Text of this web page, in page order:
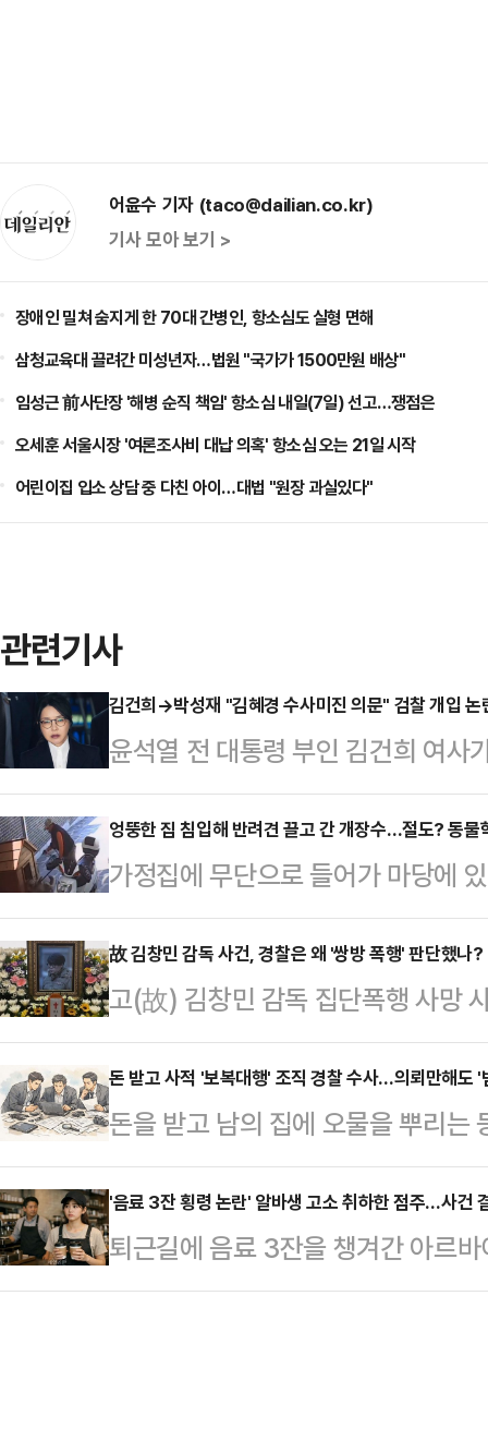
어윤수 기자 (taco@dailian.co.kr)
기사 모아 보기 >
장애인 밀쳐 숨지게 한 70대 간병인, 항소심도 실형 면해
삼청교육대 끌려간 미성년자…법원 "국가가 1500만원 배상"
임성근 前사단장 '해병 순직 책임' 항소심 내일(7일) 선고…쟁점은
오세훈 서울시장 '여론조사비 대납 의혹' 항소심 오는 21일 시작
어린이집 입소 상담 중 다친 아이…대법 "원장 과실있다"
관련기사
김건희→박성재 "김혜경 수사미진 의문" 검찰 개입
윤석열 전 대통령 부인 김건희 여사
그램 메시지가 법정에 공개되면서
위로 떠오르고 있다. 논란이 사실로
직권남용죄가 직접 적용되는지 여
물을 수 있다는 분석이 나온다.서
20일 박 전 장관의 직권남용권리행
공판을 열고 김 여사의 명품백 수수
고검 검사를 증인으로 불…
엉뚱한 집 침입해 반려견 끌고 간 개장수…절도? 동
가정집에 무단으로 들어가 마당에
장수'가 경찰에 붙잡혔다. 단순 절
한 침해로 평가할 것인지 법적 쟁점
건을 주거침입과 절도, 동물보호법
성립 여부를 따져볼 필요가 있다는
대덕경찰서는 주거침입, 절도, 동
해 조사 중이라고 최근 밝혔다. A씨
한 주택에 …
故 김창민 감독 사건, 경찰은 왜 '쌍방 폭행' 판단했나
고(故) 김창민 감독 집단폭행 사망
사에 대한 비판이 제기되고 있다.
한 점이 피의자 신병 확보를 어렵게
진술을 근거로 경찰이 단순 술자리
동수사 부실이 문제를 복잡하게 만
한 사건인 만큼 향후 사망에 대한
점이 될 것으로 내다봤다.경찰청 국
련한 부실수사 의…
돈 받고 사적 '보복대행' 조직 경찰 수사…의뢰만해
돈을 받고 남의 집에 오물을 뿌리는
련해 경찰이 전담팀을 꾸리고 의뢰
뢰자에게도 '범죄단체조직죄' 적용
자도 교사범·공동정범으로 처벌 가
는 조직과 시스템에 대한 구체적
'음료 3잔 횡령 논란' 알바생 고소 취하한 점주…사건
퇴근길에 음료 3잔을 챙겨간 아르
이즈 카페 점주가 사과와 함께 고소